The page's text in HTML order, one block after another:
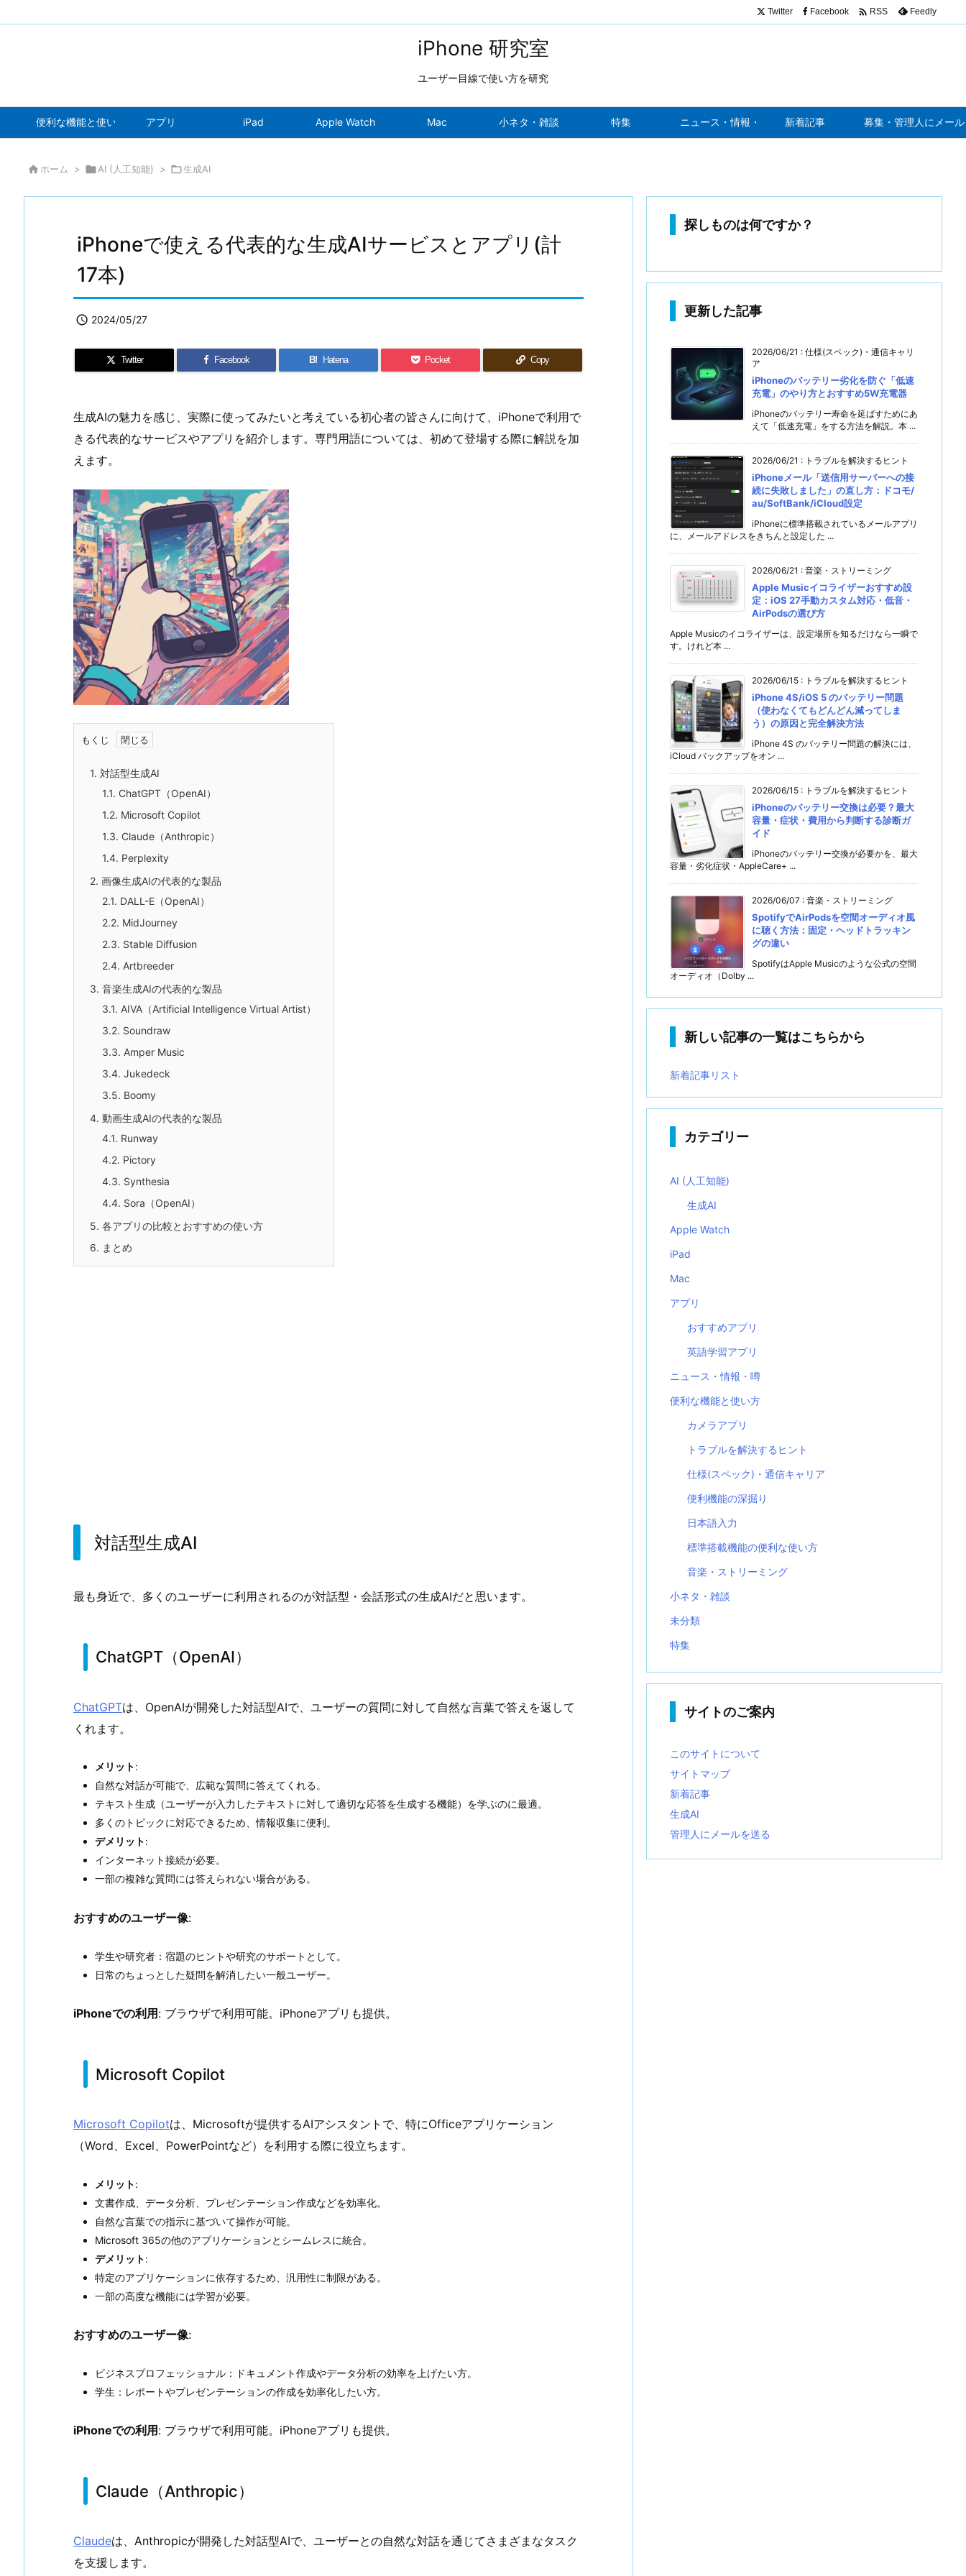
iPhone 研究室
ユーザー目線で使い方を研究
便利な機能と使い方 アプリ iPad Apple Watch Mac 小ネタ・雑談 特集 ニュース・情報・噂 新着記事 募集・管理人にメール
Twitter Facebook  RSS Feedly
 ホーム > AI (人工知能) > 生成AI
iPhoneで使える代表的な生成AIサービスとアプリ(計
17本)
 2024/05/27
Twitter Facebook B! Hatena Pocket Copy
生成AIの魅力を感じ、実際に使ってみたいと考えている初心者の皆さんに向けて、iPhoneで利用で
きる代表的なサービスやアプリを紹介します。専門用語については、初めて登場する際に解説を加
えます。
もくじ
1. 対話型生成AI
1.1. ChatGPT（OpenAI）
1.2. Microsoft Copilot
1.3. Claude（Anthropic）
1.4. Perplexity
2. 画像生成AIの代表的な製品
2.1. DALL-E（OpenAI）
2.2. MidJourney
2.3. Stable Diffusion
2.4. Artbreeder
3. 音楽生成AIの代表的な製品
3.1. AIVA（Artificial Intelligence Virtual Artist）
3.2. Soundraw
3.3. Amper Music
3.4. Jukedeck
3.5. Boomy
4. 動画生成AIの代表的な製品
4.1. Runway
4.2. Pictory
4.3. Synthesia
4.4. Sora（OpenAI）
5. 各アプリの比較とおすすめの使い方
6. まとめ
対話型生成AI
最も身近で、多くのユーザーに利用されるのが対話型・会話形式の生成AIだと思います。
ChatGPT（OpenAI）
ChatGPTは、OpenAIが開発した対話型AIで、ユーザーの質問に対して自然な言葉で答えを返して
くれます。
メリット:
自然な対話が可能で、広範な質問に答えてくれる。
テキスト生成（ユーザーが入力したテキストに対して適切な応答を生成する機能）を学ぶのに最適。
多くのトピックに対応できるため、情報収集に便利。
デメリット:
インターネット接続が必要。
一部の複雑な質問には答えられない場合がある。
おすすめのユーザー像:
学生や研究者：宿題のヒントや研究のサポートとして。
日常のちょっとした疑問を解消したい一般ユーザー。
iPhoneでの利用 : ブラウザで利用可能。iPhoneアプリも提供。
Microsoft Copilot
Microsoft Copilotは、Microsoftが提供するAIアシスタントで、特にOfficeアプリケーション
（Word、Excel、PowerPointなど）を利用する際に役立ちます。
メリット:
文書作成、データ分析、プレゼンテーション作成などを効率化。
自然な言葉での指示に基づいて操作が可能。
Microsoft 365の他のアプリケーションとシームレスに統合。
デメリット:
特定のアプリケーションに依存するため、汎用性に制限がある。
一部の高度な機能には学習が必要。
おすすめのユーザー像:
ビジネスプロフェッショナル：ドキュメント作成やデータ分析の効率を上げたい方。
学生：レポートやプレゼンテーションの作成を効率化したい方。
iPhoneでの利用 : ブラウザで利用可能。iPhoneアプリも提供。
Claude（Anthropic）
Claudeは、Anthropicが開発した対話型AIで、ユーザーとの自然な対話を通じてさまざまなタスク
を支援します。
探しものは何ですか？
更新した記事
2026/06/21 : 仕様(スペック)・通信キャリ
ア
iPhoneのバッテリー劣化を防ぐ「低速
充電」のやり方とおすすめ5W充電器
iPhoneのバッテリー寿命を延ばすためにあ
えて「低速充電」をする方法を解説。本 ...
2026/06/21 : トラブルを解決するヒント
iPhoneメール「送信用サーバーへの接
続に失敗しました」の直し方：ドコモ/
au/SoftBank/iCloud設定
iPhoneに標準搭載されているメールアプリ
に、メールアドレスをきちんと設定した ...
2026/06/21 : 音楽・ストリーミング
Apple Musicイコライザーおすすめ設
定：iOS 27手動カスタム対応・低音・
AirPodsの選び方
Apple Musicのイコライザーは、設定場所を知るだけなら一瞬で
す。けれど本 ...
2026/06/15 : トラブルを解決するヒント
iPhone 4S/iOS 5 のバッテリー問題
（使わなくてもどんどん減ってしま
う）の原因と完全解決方法
iPhone 4S のバッテリー問題の解決には、
iCloud バックアップをオン ...
2026/06/15 : トラブルを解決するヒント
iPhoneのバッテリー交換は必要？最大
容量・症状・費用から判断する診断ガ
イド
iPhoneのバッテリー交換が必要かを、最大
容量・劣化症状・AppleCare+ ...
2026/06/07 : 音楽・ストリーミング
SpotifyでAirPodsを空間オーディオ風
に聴く方法：固定・ヘッドトラッキン
グの違い
SpotifyはApple Musicのような公式の空間
オーディオ（Dolby ...
新しい記事の一覧はこちらから
新着記事リスト
カテゴリー
AI (人工知能)
生成AI
Apple Watch
iPad
Mac
アプリ
おすすめアプリ
英語学習アプリ
ニュース・情報・噂
便利な機能と使い方
カメラアプリ
トラブルを解決するヒント
仕様(スペック)・通信キャリア
便利機能の深掘り
日本語入力
標準搭載機能の便利な使い方
音楽・ストリーミング
小ネタ・雑談
未分類
特集
サイトのご案内
このサイトについて
サイトマップ
新着記事
生成AI
管理人にメールを送る